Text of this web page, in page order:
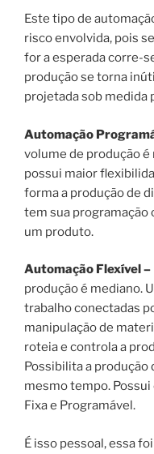
Este tipo de
risco envolvida, pois
for a esperada corre-
produção se torna
projetada sob medida
Automação
volume de produção
possui maior
forma a produção de
tem sua programação
um produto.
Automação Flexível –
produção é mediano.
trabalho conectadas
manipulação de
roteia e controla a
Possibilita a
mesmo tempo.
Fixa e Programável.
É isso pessoal, essa